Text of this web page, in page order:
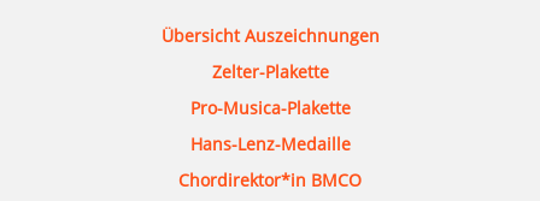
Übersicht Auszeichnungen
Zelter-Plakette
Pro-Musica-Plakette
Hans-Lenz-Medaille
Chordirektor*in BMCO